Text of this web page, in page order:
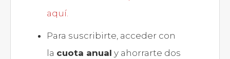
aquí.
Para suscribirte, acceder con
la cuota anual y ahorrarte dos